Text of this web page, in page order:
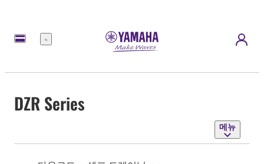
메
DZR Series
메뉴